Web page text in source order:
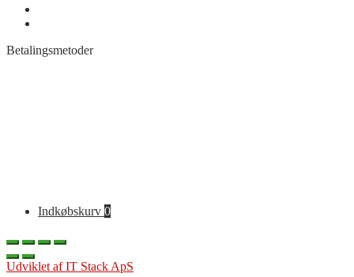
Betalingsmetoder
Indkøbskurv 0
Udviklet af IT Stack ApS